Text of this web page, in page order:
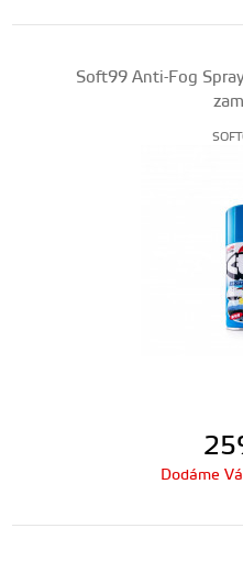
Soft99 Anti-Fog
Dodáme